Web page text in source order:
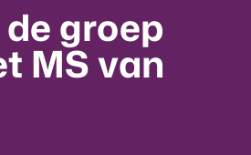
groep
MS van